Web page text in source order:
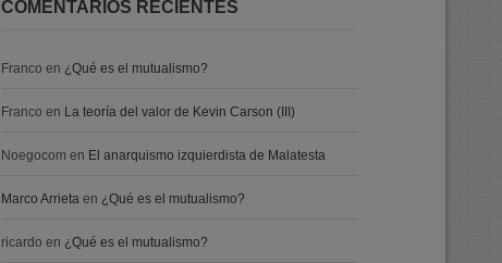
COMENTARIOS RECIENTES
Franco en ¿Qué es el mutualismo?
Franco en La teoría del valor de Kevin Carson (III)
Noegocom en El anarquismo izquierdista de Malatesta
Marco Arrieta en ¿Qué es el mutualismo?
ricardo en ¿Qué es el mutualismo?